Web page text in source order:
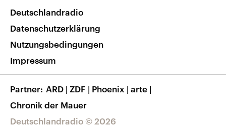
Nachrichten App
Frequenzen
Veranstaltungen
Musikliste
RSS
Barrierefreiheit
Deutschlandradio © 2026
Deutschlandradio
Datenschutzerklärung
Nutzungsbedingungen
Impressum
Partner ARD | ZDF | Phoenix | arte |
Chronik der Mauer